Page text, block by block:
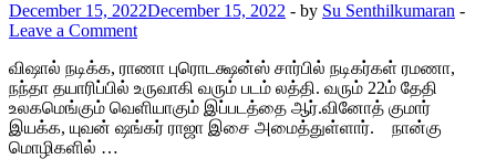
December 15, 2022December 15, 2022 - by Su Senthilkumaran -
Leave a Comment
விஷால் நடிக்க, ராணா புரொடக்ஷன்ஸ் சார்பில் நடிகர்கள் ரமணா,
நந்தா தயாரிப்பில் உருவாகி வரும் படம் லத்தி. வரும் 22ம் தேதி
உலகமெங்கும் வெளியாகும் இப்படத்தை ஆர்.வினோத் குமார்
இயக்க, யுவன் ஷங்கர் ராஜா இசை அமைத்துள்ளார். நான்கு
மொழிகளில் …